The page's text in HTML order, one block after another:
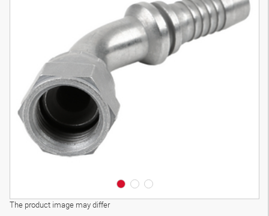
The product image may differ
3D модел